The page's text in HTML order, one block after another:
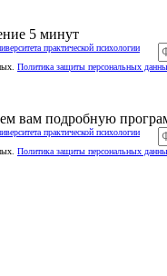
5 минут
практической психологии
Политика защиты персональных
вам подробную
практической психологии
Политика защиты персональных